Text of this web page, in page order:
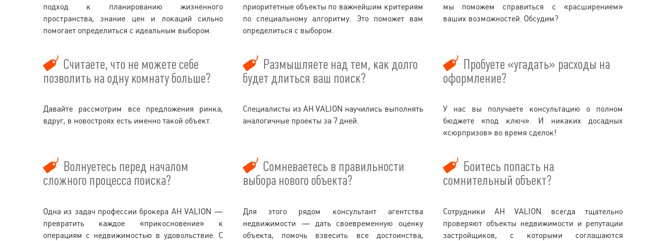
подход к планированию жизненного
пространства, знание цен и локаций сильно
помогает определиться с идеальным выбором.
приоритетные объекты по важнейшим критериям
по специальному алгоритму. Это поможет вам
определиться с выбором.
мы поможем справиться с «расширением»
ваших возможностей. Обсудим?
Считаете, что не можете себе
позволить на одну комнату больше?
Давайте рассмотрим все предложения ринка,
вдруг, в новостроях есть именно такой объект.
Размышляете над тем, как долго
будет длиться ваш поиск?
Специалисты из АН VALION научились выполнять
аналогичные проекты за 7 дней.
Пробуете «угадать» расходы на
оформление?
У нас вы получаете консультацию о полном
бюджете «под ключ». И никаких досадных
«сюрпризов» во время сделок!
Волнуетесь перед началом
сложного процесса поиска?
Одна из задач профессии брокера АН VALION —
превратить каждое «прикосновение» к
операциям с недвижимостью в удовольствие. С
Сомневаетесь в правильности
выбора нового объекта?
Для этого рядом консультант агентства
недвижимости — дать своевременную оценку
объекта, помочь взвесить все достоинства,
Боитесь попасть на
сомнительный объект?
Сотрудники АН VALION всегда тщательно
проверяют объекты недвижимости и репутации
застройщиков, с которыми соглашаются